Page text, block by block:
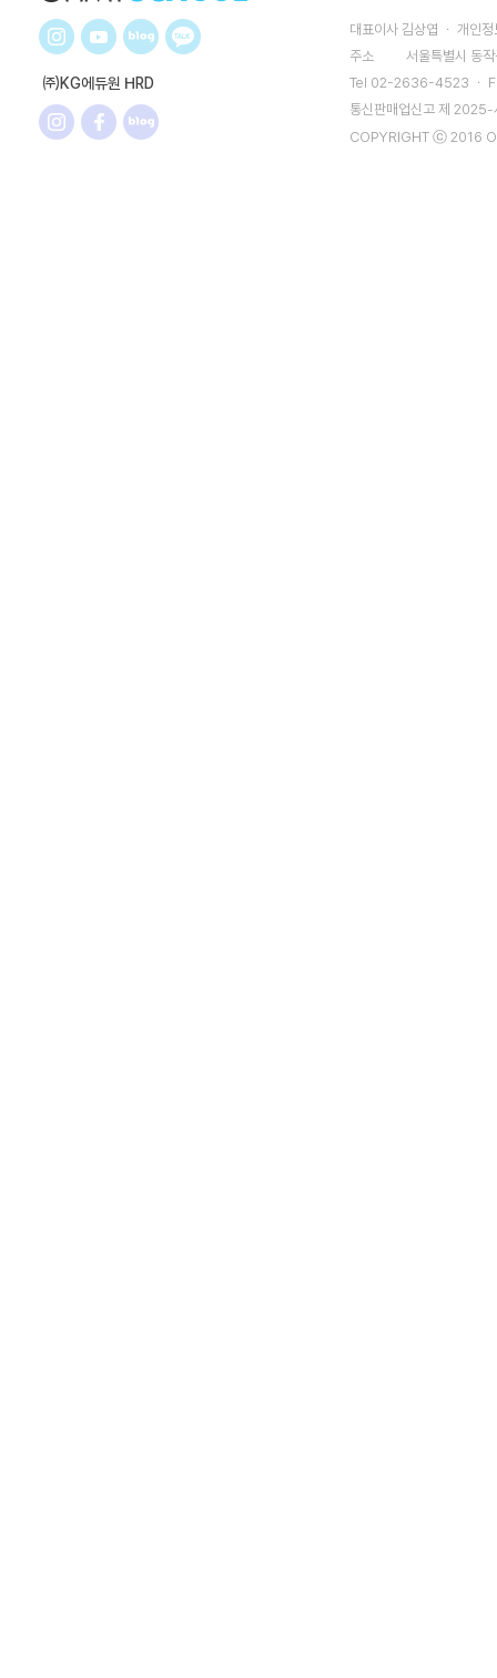
㈜KG에듀원 HRD
대표이사 김상엽 ㆍ 개인
주소
서울특별시 동
Tel 02-2636-4523 ㆍ
통신판매업신고 제
COPYRIGHT ⓒ 2016